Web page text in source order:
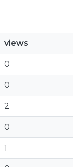
views
0
0
2
0
1